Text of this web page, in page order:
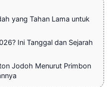
yang Tahan Lama untuk
Ini Tanggal dan Sejarah
Jodoh Menurut Primbon